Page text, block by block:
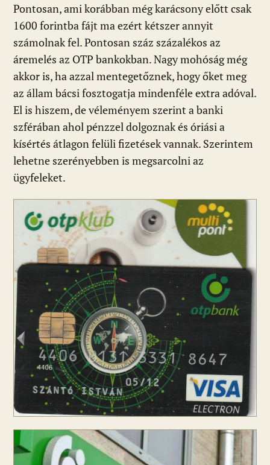
Pontosan, ami korábban még karácsony előtt csak
1600 forintba fájt ma ezért kétszer annyit
számolnak fel. Pontosan száz százalékos az
áremelés az OTP bankokban. Nagy mohóság még
akkor is, ha azzal mentegetőznek, hogy őket meg
az állam bácsi fosztogatja mindenféle extra adóval.
El is hiszem, de véleményem szerint a banki
szférában ahol pénzzel dolgoznak és óriási a
kísértés átlagon felüli fizetések vannak. Szerintem
lehetne szerényebben is megsarcolni az
ügyfeleket.